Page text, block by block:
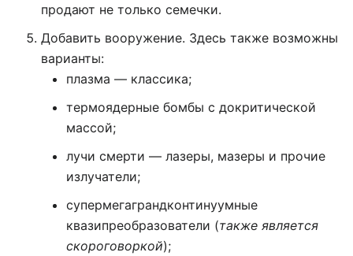
продают не только семечки.
Добавить вооружение. Здесь также возможны
варианты:
плазма — классика;
термоядерные бомбы с докритической
массой;
лучи смерти — лазеры, мазеры и прочие
излучатели;
супермегаграндконтинуумные
квазипреобразователи (также является
скороговоркой);